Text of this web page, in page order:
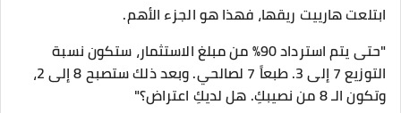
ابتلعت هارييت ريقها، فهذا هو الجزء الأهم.
"حتى يتم استرداد 90% من مبلغ الاستثمار، ستكون نسبة
التوزيع 7 إلى 3. طبعاً 7 لصالحي. وبعد ذلك ستصبح 8 إلى 2،
وتكون الـ 8 من نصيبكِ. هل لديكِ اعتراض؟"